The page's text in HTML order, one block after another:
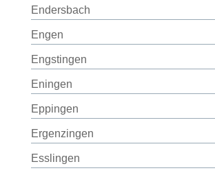
Endersbach
Engen
Engstingen
Eningen
Eppingen
Ergenzingen
Esslingen